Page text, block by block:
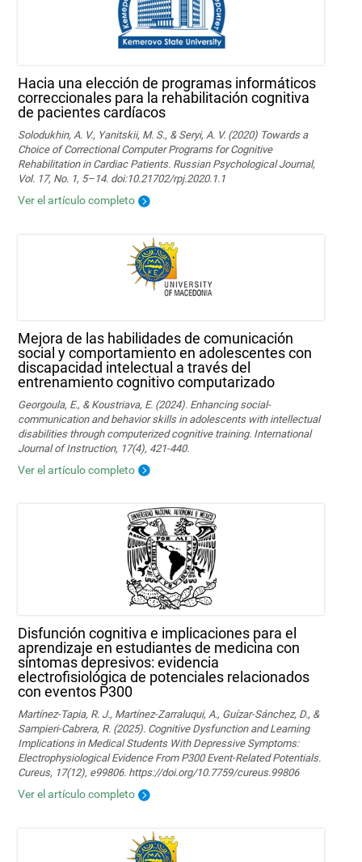
Hacia una elección de programas informáticos
correccionales para la rehabilitación cognitiva
de pacientes cardíacos
Solodukhin, A. V., Yanitskii, M. S., & Seryi, A. V. (2020) Towards a
Choice of Correctional Computer Programs for Cognitive
Rehabilitation in Cardiac Patients. Russian Psychological Journal,
Vol. 17, No. 1, 5–14. doi:10.21702/rpj.2020.1.1
Ver el artículo completo
Mejora de las habilidades de comunicación
social y comportamiento en adolescentes con
discapacidad intelectual a través del
entrenamiento cognitivo computarizado
Georgoula, E., & Koustriava, E. (2024). Enhancing social-
communication and behavior skills in adolescents with intellectual
disabilities through computerized cognitive training. International
Journal of Instruction, 17(4), 421-440.
Ver el artículo completo
Disfunción cognitiva e implicaciones para el
aprendizaje en estudiantes de medicina con
síntomas depresivos: evidencia
electrofisiológica de potenciales relacionados
con eventos P300
Martínez-Tapia, R. J., Martínez-Zarraluqui, A., Guízar-Sánchez, D., &
Sampieri-Cabrera, R. (2025). Cognitive Dysfunction and Learning
Implications in Medical Students With Depressive Symptoms:
Electrophysiological Evidence From P300 Event-Related Potentials.
Cureus, 17(12), e99806. https://doi.org/10.7759/cureus.99806
Ver el artículo completo